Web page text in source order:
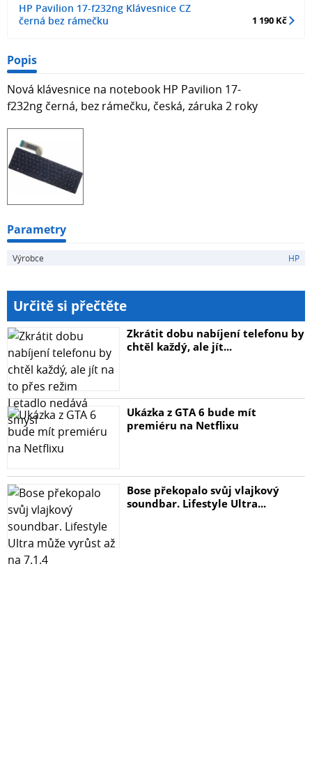
HP Pavilion 17-f232ng Klávesnice CZ
černá bez rámečku
1 190 Kč
Popis
Nová klávesnice na notebook HP Pavilion 17-
f232ng černá, bez rámečku, česká, záruka 2 roky
Parametry
Výrobce HP
Určitě si přečtěte
Zkrátit dobu nabíjení telefonu by
chtěl každý, ale jít...
Ukázka z GTA 6 bude mít
premiéru na Netflixu
Bose překopalo svůj vlajkový
soundbar. Lifestyle Ultra...